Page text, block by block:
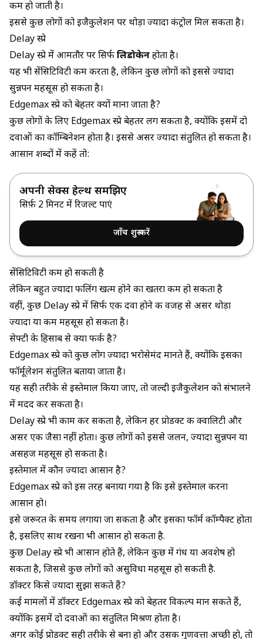
कम हो जाती है।
इससे कुछ लोगों को इजैकुलेशन पर थोड़ा ज्यादा कंट्रोल मिल सकता है।
Delay स्प्रे
Delay स्प्रे में आमतौर पर सिर्फलिडोकेनहोता है।
यह भी सेंसिटिविटी कम करता है, लेकिन कुछ लोगों को इससे ज्यादा
सुन्नपन महसूस हो सकता है।
Edgemax स्प्रे को बेहतर क्यों माना जाता है?
कुछ लोगों के लिए Edgemax स्प्रे बेहतर लग सकता है, क्योंकि इसमें दो
दवाओं का कॉम्बिनेशन होता है। इससे असर ज्यादा संतुलित हो सकता है।
आसान शब्दों में कहें तो:
अपनी सेक्स हेल्थ समझिए
सिर्फ़ 2 मिनट में रिजल्ट पाएं
जाँच शुरू करें
सेंसिटिविटी कम हो सकती है
लेकिन बहुत ज्यादा फीलिंग खत्म होने का खतरा कम हो सकता है
वहीं, कुछ Delay स्प्रे में सिर्फ एक दवा होने की वजह से असर थोड़ा
ज्यादा या कम महसूस हो सकता है।
सेफ्टी के हिसाब से क्या फर्क है?
Edgemax स्प्रे को कुछ लोग ज्यादा भरोसेमंद मानते हैं, क्योंकि इसका
फॉर्मूलेशन संतुलित बताया जाता है।
यह सही तरीके से इस्तेमाल किया जाए, तो जल्दी इजैकुलेशन को संभालने
में मदद कर सकता है।
Delay स्प्रे भी काम कर सकता है, लेकिन हर प्रोडक्ट की क्वालिटी और
असर एक जैसा नहीं होता। कुछ लोगों को इससे जलन, ज्यादा सुन्नपन या
असहज महसूस हो सकता है।
इस्तेमाल में कौन ज्यादा आसान है?
Edgemax स्प्रे को इस तरह बनाया गया है कि इसे इस्तेमाल करना
आसान हो।
इसे जरूरत के समय लगाया जा सकता है और इसका फॉर्म कॉम्पैक्ट होता
है, इसलिए साथ रखना भी आसान हो सकता है.
कुछ Delay स्प्रे भी आसान होते हैं, लेकिन कुछ में गंध या अवशेष हो
सकता है, जिससे कुछ लोगों को असुविधा महसूस हो सकती है.
डॉक्टर किसे ज्यादा सुझा सकते हैं?
कई मामलों में डॉक्टर Edgemax स्प्रे को बेहतर विकल्प मान सकते हैं,
क्योंकि इसमें दो दवाओं का संतुलित मिश्रण होता है।
अगर कोई प्रोडक्ट सही तरीके से बना हो और उसकी गुणवत्ता अच्छी हो, तो